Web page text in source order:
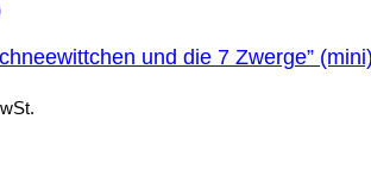
und die 7 Zwerge”